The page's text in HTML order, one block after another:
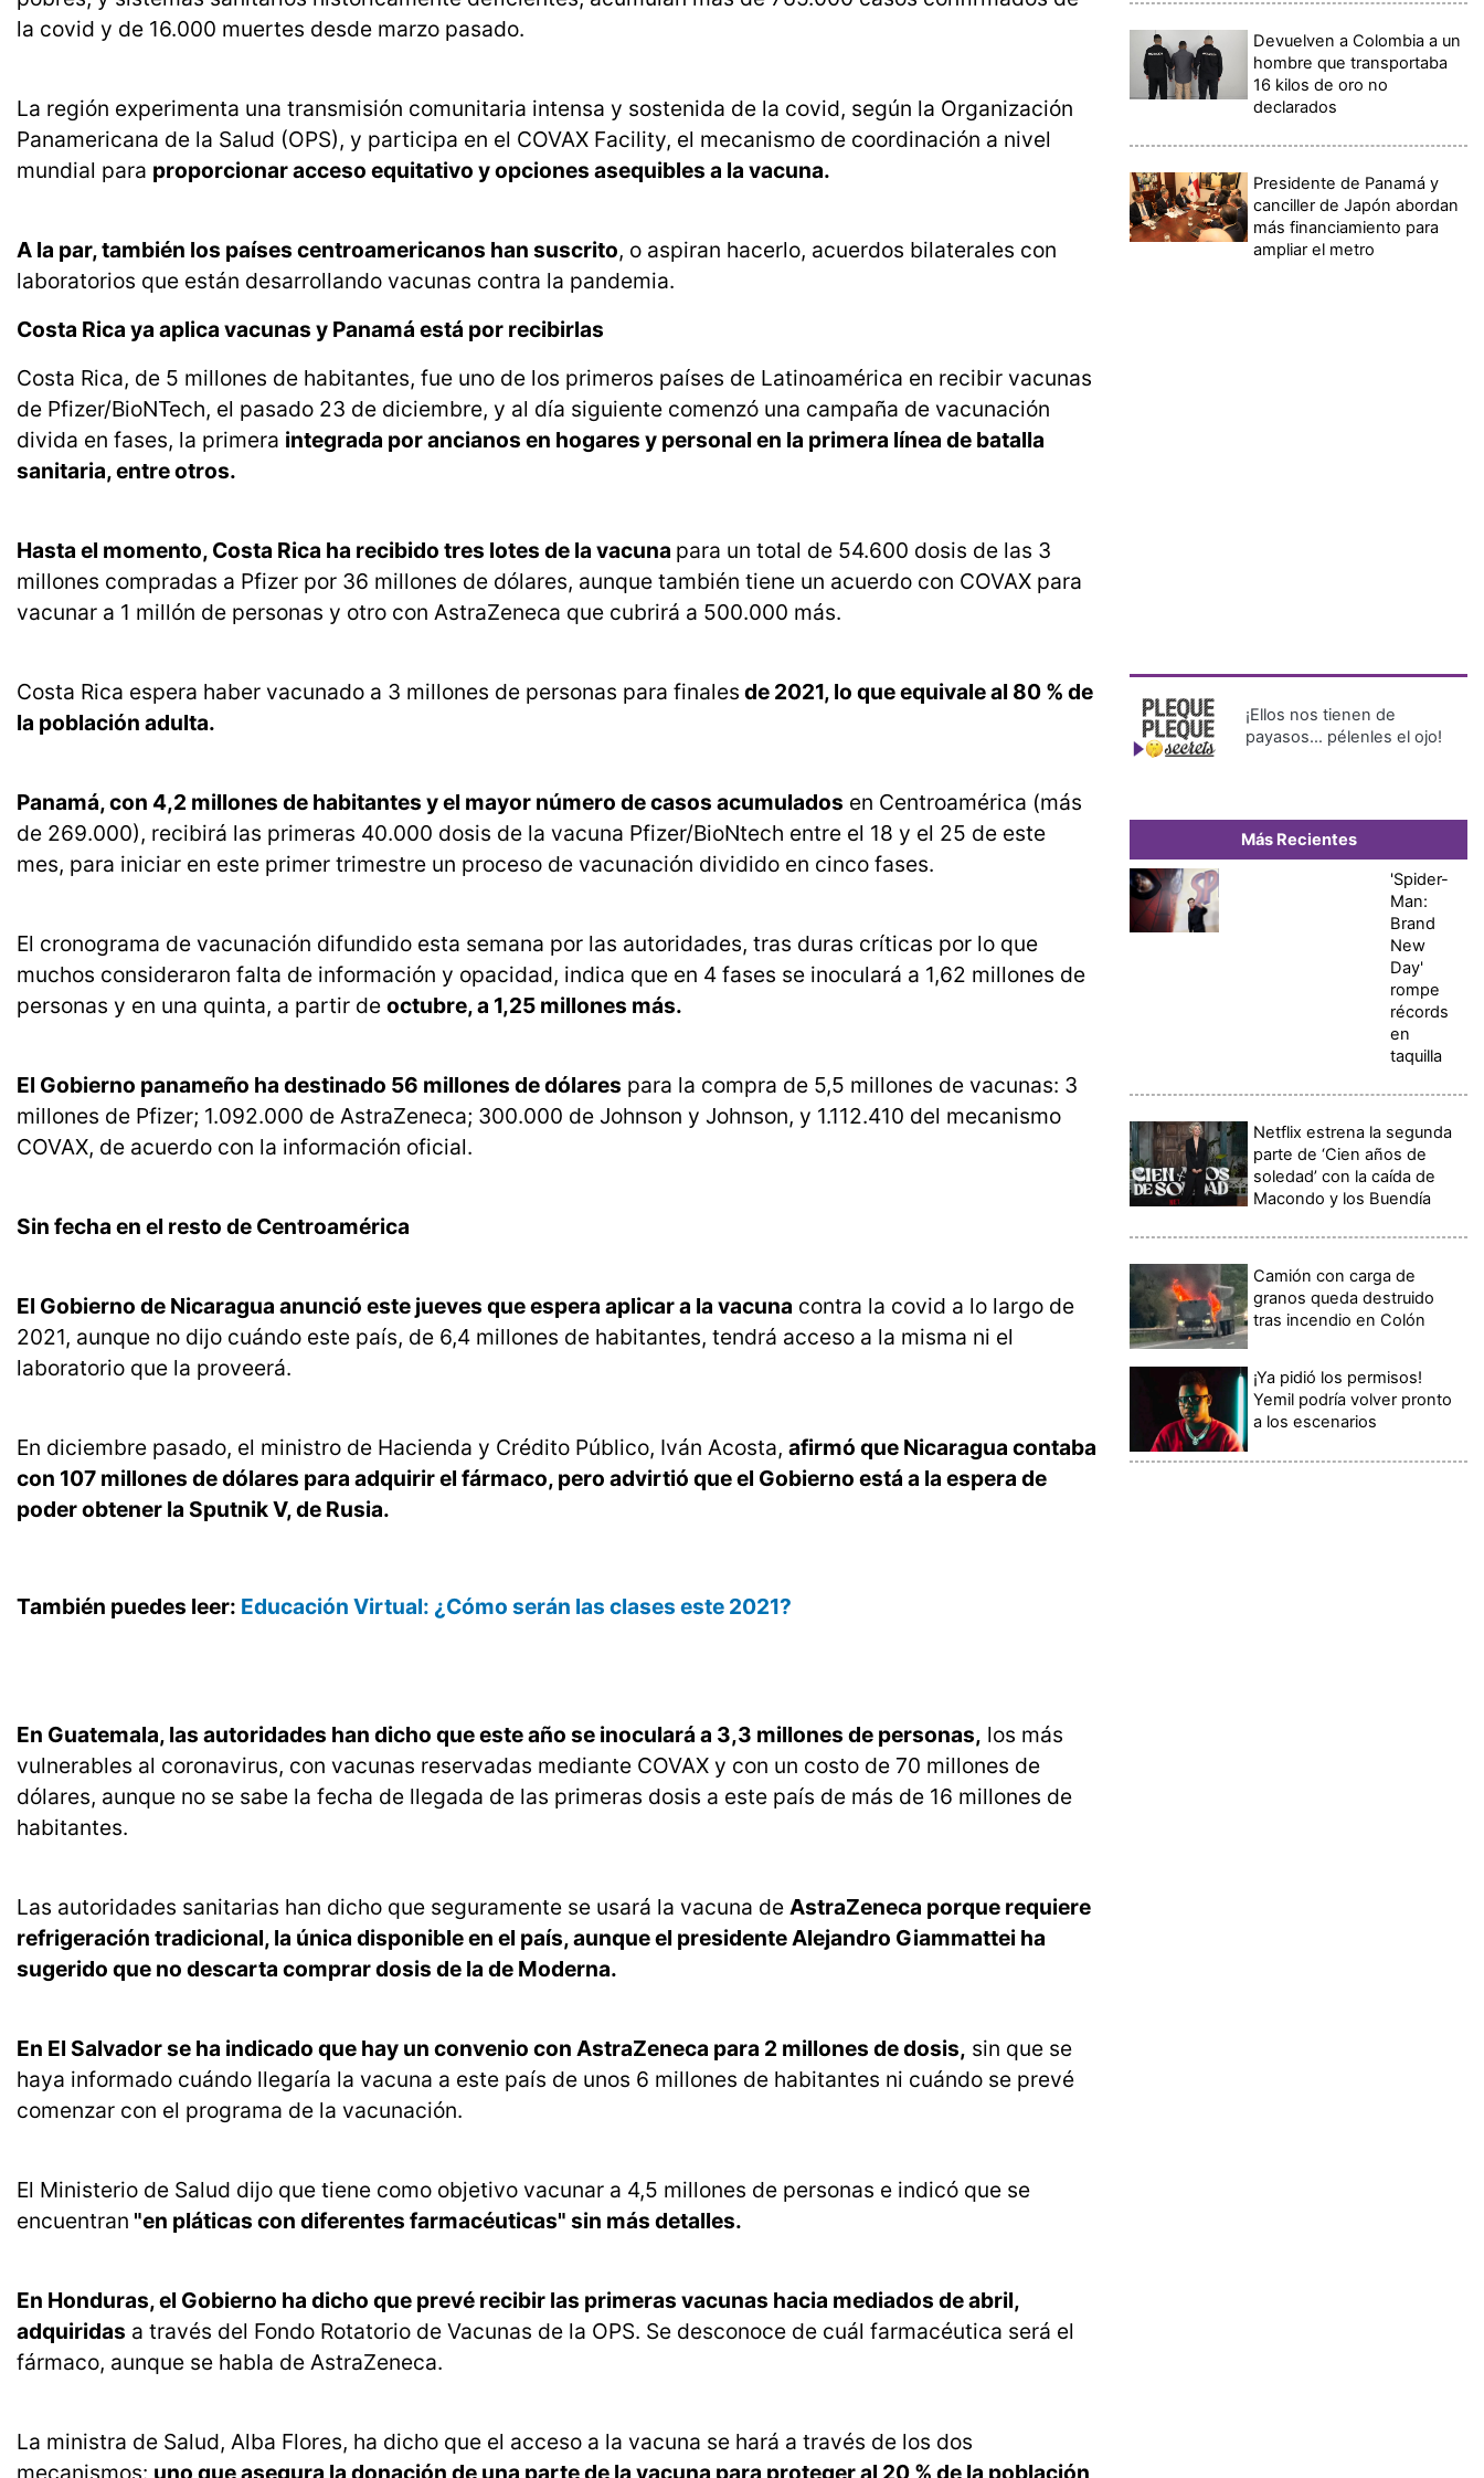
la covid y de 16.000 muertes desde marzo pasado.
La región experimenta una transmisión comunitaria intensa y sostenida de la covid, según la Organización
Panamericana de la Salud (OPS), y participa en el COVAX Facility, el mecanismo de coordinación a nivel
mundial para proporcionar acceso equitativo y opciones asequibles a la vacuna.
A la par, también los países centroamericanos han suscrito, o aspiran hacerlo, acuerdos bilaterales con
laboratorios que están desarrollando vacunas contra la pandemia.
Costa Rica ya aplica vacunas y Panamá está por recibirlas
Costa Rica, de 5 millones de habitantes, fue uno de los primeros países de Latinoamérica en recibir vacunas
de Pfizer/BioNTech, el pasado 23 de diciembre, y al día siguiente comenzó una campaña de vacunación
divida en fases, la primera integrada por ancianos en hogares y personal en la primera línea de batalla
sanitaria, entre otros.
Hasta el momento, Costa Rica ha recibido tres lotes de la vacuna para un total de 54.600 dosis de las 3
millones compradas a Pfizer por 36 millones de dólares, aunque también tiene un acuerdo con COVAX para
vacunar a 1 millón de personas y otro con AstraZeneca que cubrirá a 500.000 más.
Costa Rica espera haber vacunado a 3 millones de personas para finales de 2021, lo que equivale al 80 % de
la población adulta.
Panamá, con 4,2 millones de habitantes y el mayor número de casos acumulados en Centroamérica (más
de 269.000), recibirá las primeras 40.000 dosis de la vacuna Pfizer/BioNtech entre el 18 y el 25 de este
mes, para iniciar en este primer trimestre un proceso de vacunación dividido en cinco fases.
El cronograma de vacunación difundido esta semana por las autoridades, tras duras críticas por lo que
muchos consideraron falta de información y opacidad, indica que en 4 fases se inoculará a 1,62 millones de
personas y en una quinta, a partir de octubre, a 1,25 millones más.
El Gobierno panameño ha destinado 56 millones de dólares para la compra de 5,5 millones de vacunas: 3
millones de Pfizer; 1.092.000 de AstraZeneca; 300.000 de Johnson y Johnson, y 1.112.410 del mecanismo
COVAX, de acuerdo con la información oficial.
Sin fecha en el resto de Centroamérica
El Gobierno de Nicaragua anunció este jueves que espera aplicar a la vacuna contra la covid a lo largo de
2021, aunque no dijo cuándo este país, de 6,4 millones de habitantes, tendrá acceso a la misma ni el
laboratorio que la proveerá.
En diciembre pasado, el ministro de Hacienda y Crédito Público, Iván Acosta, afirmó que Nicaragua contaba
con 107 millones de dólares para adquirir el fármaco, pero advirtió que el Gobierno está a la espera de
poder obtener la Sputnik V, de Rusia.
También puedes leer: Educación Virtual: ¿Cómo serán las clases este 2021?
En Guatemala, las autoridades han dicho que este año se inoculará a 3,3 millones de personas, los más
vulnerables al coronavirus, con vacunas reservadas mediante COVAX y con un costo de 70 millones de
dólares, aunque no se sabe la fecha de llegada de las primeras dosis a este país de más de 16 millones de
habitantes.
Las autoridades sanitarias han dicho que seguramente se usará la vacuna de AstraZeneca porque requiere
refrigeración tradicional, la única disponible en el país, aunque el presidente Alejandro Giammattei ha
sugerido que no descarta comprar dosis de la de Moderna.
En El Salvador se ha indicado que hay un convenio con AstraZeneca para 2 millones de dosis, sin que se
haya informado cuándo llegaría la vacuna a este país de unos 6 millones de habitantes ni cuándo se prevé
comenzar con el programa de la vacunación.
El Ministerio de Salud dijo que tiene como objetivo vacunar a 4,5 millones de personas e indicó que se
encuentran "en pláticas con diferentes farmacéuticas" sin más detalles.
En Honduras, el Gobierno ha dicho que prevé recibir las primeras vacunas hacia mediados de abril,
adquiridas a través del Fondo Rotatorio de Vacunas de la OPS. Se desconoce de cuál farmacéutica será el
fármaco, aunque se habla de AstraZeneca.
La ministra de Salud, Alba Flores, ha dicho que el acceso a la vacuna se hará a través de los dos
Devuelven a Colombia a un
hombre que transportaba
16 kilos de oro no
declarados
Presidente de Panamá y
canciller de Japón abordan
más financiamiento para
ampliar el metro
¡Ellos nos tienen de
payasos… pélenles el ojo!
Más Recientes
'Spider-
Man:
Brand
New
Day'
rompe
récords
en
taquilla
Netflix estrena la segunda
parte de ‘Cien años de
soledad’ con la caída de
Macondo y los Buendía
Camión con carga de
granos queda destruido
tras incendio en Colón
¡Ya pidió los permisos!
Yemil podría volver pronto
a los escenarios